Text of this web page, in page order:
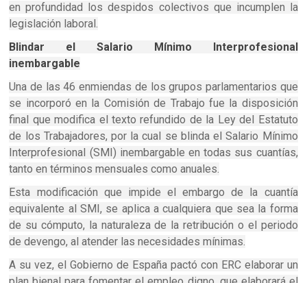
en profundidad los despidos colectivos que incumplen la
legislación laboral.
Blindar el Salario Mínimo Interprofesional
inembargable
Una de las 46 enmiendas de los grupos parlamentarios que
se incorporó en la Comisión de Trabajo fue la disposición
final que modifica el texto refundido de la Ley del Estatuto
de los Trabajadores, por la cual se blinda el Salario Mínimo
Interprofesional (SMI) inembargable en todas sus cuantías,
tanto en términos mensuales como anuales.
Esta modificación que impide el embargo de la cuantía
equivalente al SMI, se aplica a cualquiera que sea la forma
de su cómputo, la naturaleza de la retribución o el periodo
de devengo, al atender las necesidades mínimas.
A su vez, el Gobierno de España pactó con ERC elaborar un